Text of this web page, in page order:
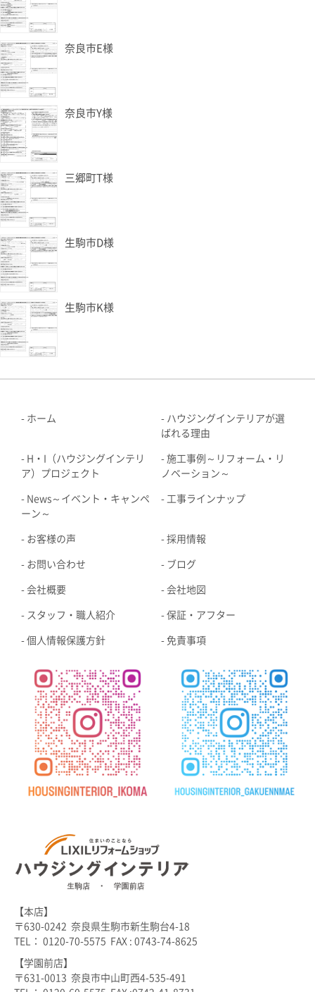
奈良市E様
奈良市Y様
三郷町T様
生駒市D様
生駒市K様
ホーム
ハウジングインテリアが選
ばれる理由
H・I（ハウジングインテリ
ア）プロジェクト
施工事例～リフォーム・リ
ノベーション～
News～イベント・キャンペ
ーン～
工事ラインナップ
お客様の声 採用情報
お問い合わせ ブログ
会社概要 会社地図
スタッフ・職人紹介 保証・アフター
個人情報保護方針 免責事項
【本店】
〒630-0242 奈良県生駒市新生駒台4-18
TEL： 0120-70-5575 FAX : 0743-74-8625
【学園前店】
〒631-0013 奈良市中山町西4-535-491